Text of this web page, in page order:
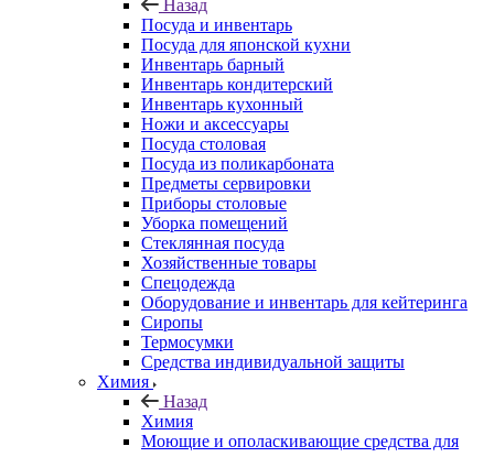
Назад
Посуда и инвентарь
Посуда для японской кухни
Инвентарь барный
Инвентарь кондитерский
Инвентарь кухонный
Ножи и аксессуары
Посуда столовая
Посуда из поликарбоната
Предметы сервировки
Приборы столовые
Уборка помещений
Стеклянная посуда
Хозяйственные товары
Спецодежда
Оборудование и инвентарь для кейтеринга
Сиропы
Термосумки
Средства индивидуальной защиты
Химия
Назад
Химия
Моющие и ополаскивающие средства для